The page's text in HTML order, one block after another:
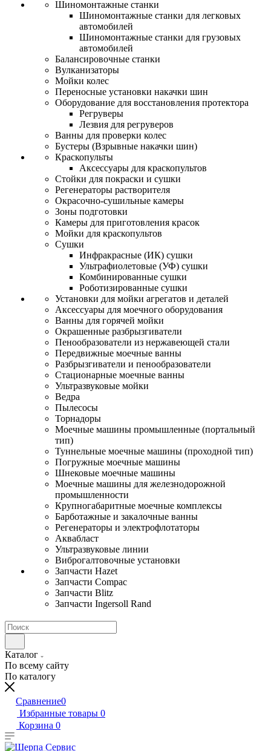
Шиномонтажные станки
Шиномонтажные станки для легковых
автомобилей
Шиномонтажные станки для грузовых
автомобилей
Балансировочные станки
Вулканизаторы
Мойки колес
Переносные установки накачки шин
Оборудование для восстановления протектора
Регруверы
Лезвия для регруверов
Ванны для проверки колес
Бустеры (Взрывные накачки шин)
Краскопульты
Аксессуары для краскопультов
Стойки для покраски и сушки
Регенераторы растворителя
Окрасочно-сушильные камеры
Зоны подготовки
Камеры для приготовления красок
Мойки для краскопультов
Сушки
Инфракрасные (ИК) сушки
Ультрафиолетовые (УФ) сушки
Комбинированные сушки
Роботизированные сушки
Установки для мойки агрегатов и деталей
Аксессуары для моечного оборудования
Ванны для горячей мойки
Окрашенные разбрызгиватели
Пенообразователи из нержавеющей стали
Передвижные моечные ванны
Разбрызгиватели и пенообразователи
Стационарные моечные ванны
Ультразвуковые мойки
Ведра
Пылесосы
Торнадоры
Моечные машины промышленные (портальный
тип)
Туннельные моечные машины (проходной тип)
Погружные моечные машины
Шнековые моечные машины
Моечные машины для железнодорожной
промышленности
Крупногабаритные моечные комплексы
Барботажные и закалочные ванны
Регенераторы и электрофлотаторы
Аквабласт
Ультразвуковые линии
Виброгалтовочные установки
Запчасти Hazet
Запчасти Compac
Запчасти Blitz
Запчасти Ingersoll Rand
Каталог
По всему сайту
По каталогу
Сравнение0
Избранные товары 0
Корзина 0